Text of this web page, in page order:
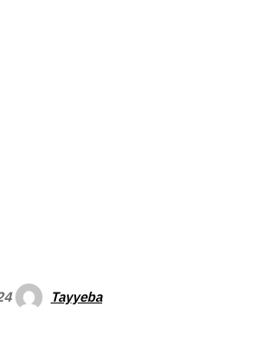
Tayyeba